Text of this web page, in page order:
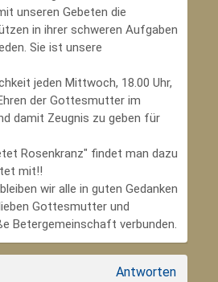
unseren Gebeten die
in ihrer schweren Aufgaben
Sie ist unsere
jeden Mittwoch, 18.00 Uhr,
der Gottesmutter im
damit Zeugnis zu geben für
Rosenkranz" findet man dazu
mit!!
wir alle in guten Gedanken
Gottesmutter und
Betergemeinschaft verbunden.
Antworten